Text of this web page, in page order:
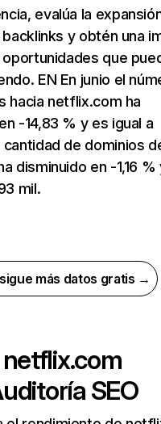
evalúa la
y obtén una
oportunidades que
EN En junio el
hacia netflix.com ha
-14,83 % y es igual a
cantidad de dominios
disminuido en -1,16 %
mil.
más datos gratis →
netflix.com
SEO